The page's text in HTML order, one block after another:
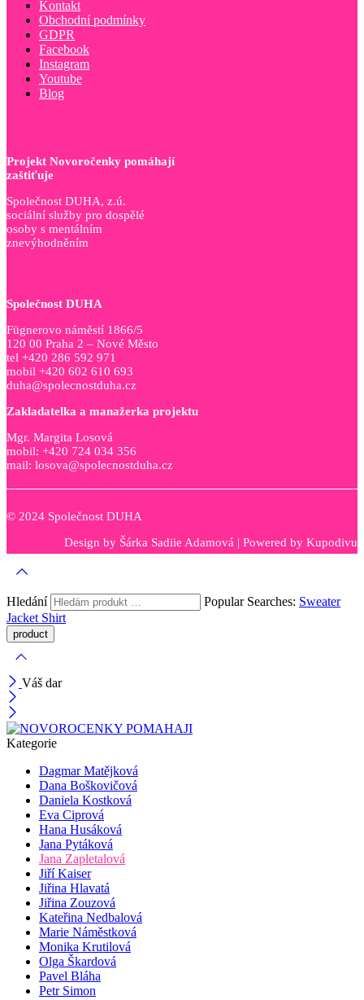
Kontakt
Obchodní podmínky
GDPR
Facebook
Instagram
Youtube
Blog
Projekt Novoročenky pomáhají
zaštiťuje
Společnost DUHA, z.ú.
sociální služby pro dospělé
osoby s mentálním
znevýhodněním
Společnost DUHA
Fügnerovo náměstí 1866/5
120 00 Praha 2 – Nové Město
tel +420 286 592 971
mobil +420 602 610 693
duha@spolecnostduha.cz
Zakladatelka a manažerka projektu
Mgr. Margita Losová
mobil: +420 724 034 356
mail: losova@spolecnostduha.cz
© 2024 Společnost DUHA
Design by Šárka Sadiie Adamová | Powered by Kupodivu
Hledání Popular Searches: Sweater
Jacket Shirt
Váš dar
Kategorie
Dagmar Matějková
Dana Boškovičová
Daniela Kostková
Eva Ciprová
Hana Husáková
Jana Pytáková
Jana Zapletalová
Jiří Kaiser
Jiřina Hlavatá
Jiřina Zouzová
Kateřina Nedbalová
Marie Náměstková
Monika Krutilová
Olga Škardová
Pavel Bláha
Petr Simon